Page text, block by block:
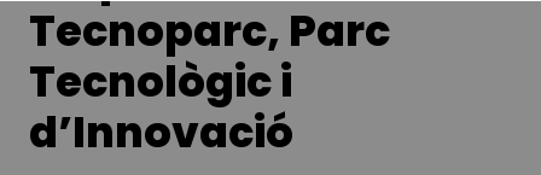
Tecnoparc, Parc
Tecnològic i
d’Innovació